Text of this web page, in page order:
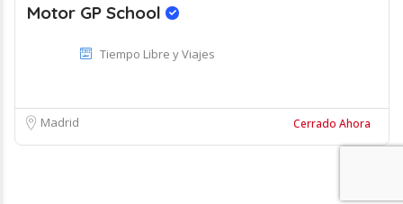
Motor GP School
Tiempo Libre y Viajes
Madrid Cerrado Ahora